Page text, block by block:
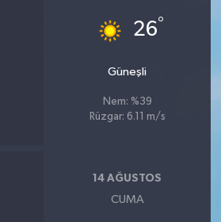
26°
Güneşli
Nem: %39
Rüzgar: 6.11 m/s
14 AĞUSTOS
CUMA